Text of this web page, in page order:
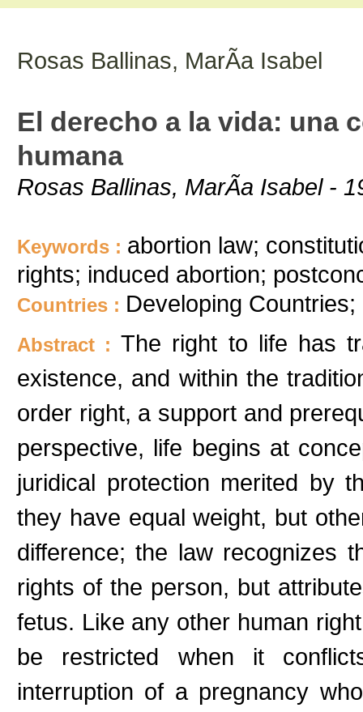
Rosas Ballinas, MarÃ­a Isabel
El derecho a la vida: una
humana
Rosas Ballinas, MarÃ­a Isabel -
Keywords : abortion law;
rights; induced abortion;
Countries : Developing
Abstract : The right to life has
existence, and within the
order right, a support and
perspective, life begins at
juridical protection merited by
they have equal weight, but
difference; the law recognizes
rights of the person, but
fetus. Like any other human
be restricted when it
interruption of a pregnancy